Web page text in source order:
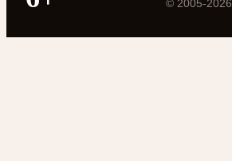
© 2005-2026